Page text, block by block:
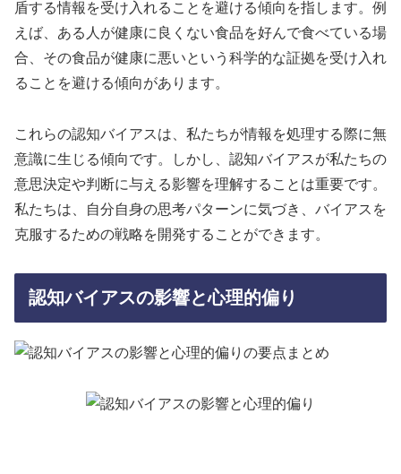
盾する情報を受け入れることを避ける傾向を指します。例
えば、ある人が健康に良くない食品を好んで食べている場
合、その食品が健康に悪いという科学的な証拠を受け入れ
ることを避ける傾向があります。
これらの認知バイアスは、私たちが情報を処理する際に無
意識に生じる傾向です。しかし、認知バイアスが私たちの
意思決定や判断に与える影響を理解することは重要です。
私たちは、自分自身の思考パターンに気づき、バイアスを
克服するための戦略を開発することができます。
認知バイアスの影響と心理的偏り